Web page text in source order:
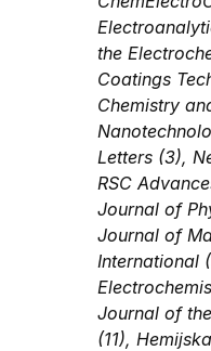
the
Coatings
Chemistry
Letters (3),
RSC
Journal of
Journal of
International
Journal of
(11),